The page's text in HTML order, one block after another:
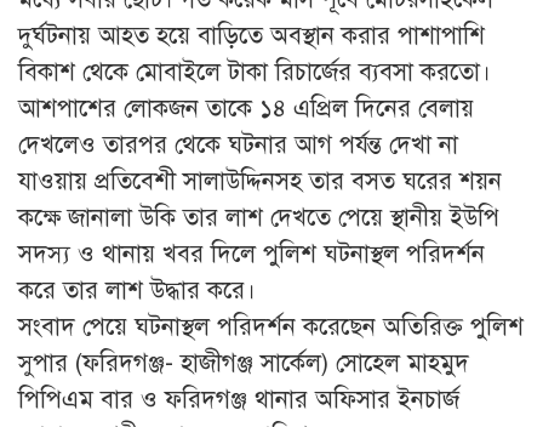
দুর্ঘটনায় আহত হয়ে বাড়িতে অবস্থান করার পাশাপাশি
বিকাশ থেকে মোবাইলে টাকা রিচার্জের ব্যবসা করতো।
আশপাশের লোকজন তাকে ১৪ এপ্রিল দিনের বেলায়
দেখলেও তারপর থেকে ঘটনার আগ পর্যন্ত দেখা না
যাওয়ায় প্রতিবেশী সালাউদ্দিনসহ তার বসত ঘরের শয়ন
কক্ষে জানালা উকি তার লাশ দেখতে পেয়ে স্থানীয় ইউপি
সদস্য ও থানায় খবর দিলে পুলিশ ঘটনাস্থল পরিদর্শন
করে তার লাশ উদ্ধার করে।
সংবাদ পেয়ে ঘটনাস্থল পরিদর্শন করেছেন অতিরিক্ত পুলিশ
সুপার (ফরিদগঞ্জ- হাজীগঞ্জ সার্কেল) সোহেল মাহমুদ
পিপিএম বার ও ফরিদগঞ্জ থানার অফিসার ইনচার্জ